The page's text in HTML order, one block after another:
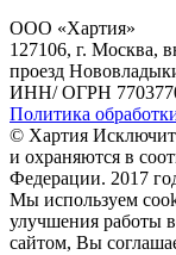
ООО «Хартия»
127106, г. Москва,
проезд
ИНН/ ОГРН
Политика
© Хартия
и охраняются в
Федерации. 2017
Мы используем
улучшения работы
сайтом, Вы